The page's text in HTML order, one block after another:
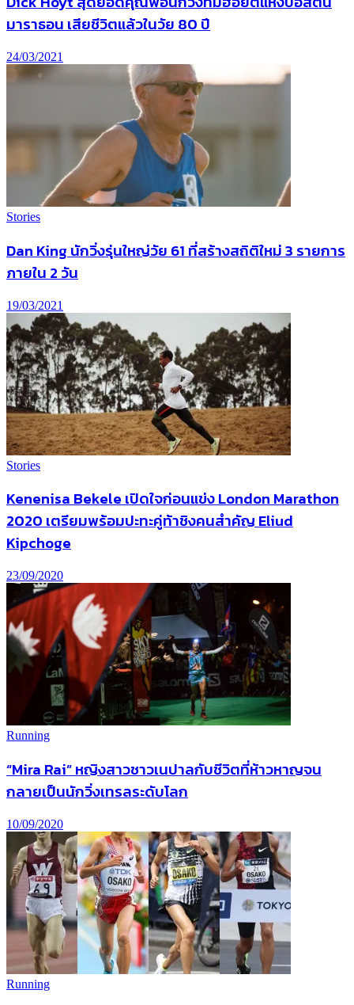
มาราธอน เสียชีวิตแล้วในวัย 80 ปี
24/03/2021
Stories
Dan King นักวิ่งรุ่นใหญ่วัย 61 ที่สร้างสถิติใหม่ 3 รายการ
ภายใน 2 วัน
19/03/2021
Stories
Kenenisa Bekele เปิดใจก่อนแข่ง London Marathon
2020 เตรียมพร้อมปะทะคู่ท้าชิงคนสำคัญ Eliud
Kipchoge
23/09/2020
Running
“Mira Rai” หญิงสาวชาวเนปาลกับชีวิตที่ห้าวหาญจน
กลายเป็นนักวิ่งเทรลระดับโลก
10/09/2020
Running